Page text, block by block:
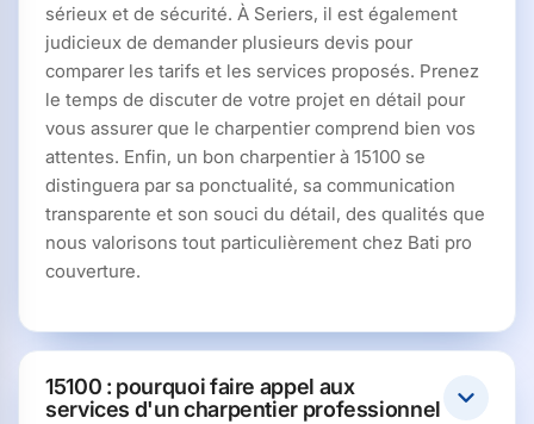
sérieux et de sécurité. À Seriers, il est également
judicieux de demander plusieurs devis pour
comparer les tarifs et les services proposés. Prenez
le temps de discuter de votre projet en détail pour
vous assurer que le charpentier comprend bien vos
attentes. Enfin, un bon charpentier à 15100 se
distinguera par sa ponctualité, sa communication
transparente et son souci du détail, des qualités que
nous valorisons tout particulièrement chez Bati pro
couverture.
15100 : pourquoi faire appel aux
services d'un charpentier professionnel